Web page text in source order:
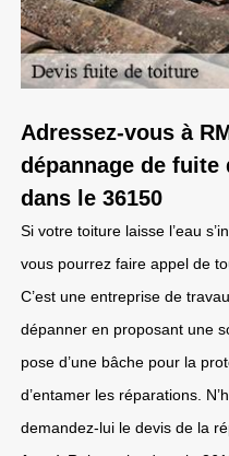
Adressez-vous à
dépannage de
dans le 36150
Si votre toiture laisse l’eau
vous pourrez faire appel de
C’est une entreprise de
dépanner en proposant une
pose d’une bâche pour la
d’entamer les réparations.
demandez-lui le devis de la